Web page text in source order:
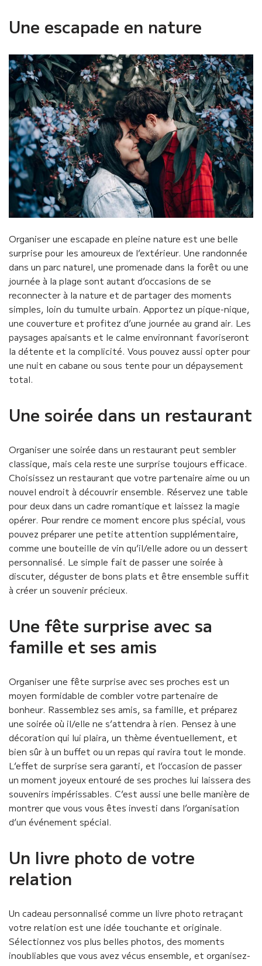
Une escapade en nature
Organiser une escapade en pleine nature est une belle
surprise pour les amoureux de l’extérieur. Une randonnée
dans un parc naturel, une promenade dans la forêt ou une
journée à la plage sont autant d’occasions de se
reconnecter à la nature et de partager des moments
simples, loin du tumulte urbain. Apportez un pique-nique,
une couverture et profitez d’une journée au grand air. Les
paysages apaisants et le calme environnant favoriseront
la détente et la complicité. Vous pouvez aussi opter pour
une nuit en cabane ou sous tente pour un dépaysement
total.
Une soirée dans un restaurant
Organiser une soirée dans un restaurant peut sembler
classique, mais cela reste une surprise toujours efficace.
Choisissez un restaurant que votre partenaire aime ou un
nouvel endroit à découvrir ensemble. Réservez une table
pour deux dans un cadre romantique et laissez la magie
opérer. Pour rendre ce moment encore plus spécial, vous
pouvez préparer une petite attention supplémentaire,
comme une bouteille de vin qu’il/elle adore ou un dessert
personnalisé. Le simple fait de passer une soirée à
discuter, déguster de bons plats et être ensemble suffit
à créer un souvenir précieux.
Une fête surprise avec sa
famille et ses amis
Organiser une fête surprise avec ses proches est un
moyen formidable de combler votre partenaire de
bonheur. Rassemblez ses amis, sa famille, et préparez
une soirée où il/elle ne s’attendra à rien. Pensez à une
décoration qui lui plaira, un thème éventuellement, et
bien sûr à un buffet ou un repas qui ravira tout le monde.
L’effet de surprise sera garanti, et l’occasion de passer
un moment joyeux entouré de ses proches lui laissera des
souvenirs impérissables. C’est aussi une belle manière de
montrer que vous vous êtes investi dans l’organisation
d’un événement spécial.
Un livre photo de votre
relation
Un cadeau personnalisé comme un livre photo retraçant
votre relation est une idée touchante et originale.
Sélectionnez vos plus belles photos, des moments
inoubliables que vous avez vécus ensemble, et organisez-